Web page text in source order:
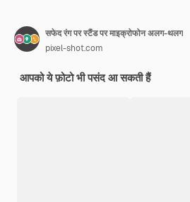
सफेद रंग पर स्टैंड पर माइक्रोफोन अलग-थलग
pixel-shot.com
आपको ये फ़ोटो भी पसंद आ सकती हैं